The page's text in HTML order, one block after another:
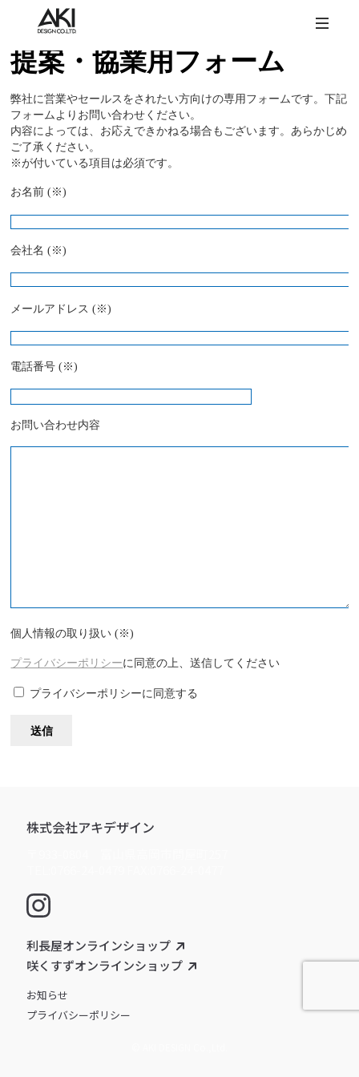
提案・協業用フォーム
弊社に営業やセールスをされたい方向けの専用フォームです。下記
フォームよりお問い合わせください。
内容によっては、お応えできかねる場合もございます。あらかじめ
ご了承ください。
※が付いている項目は必須です。
お名前 (※)
会社名 (※)
メールアドレス (※)
電話番号 (※)
お問い合わせ内容
個人情報の取り扱い (※)
プライバシーポリシーに同意の上、送信してください
プライバシーポリシーに同意する
株式会社アキデザイン
利長屋オンラインショップ
咲くすずオンラインショップ
お知らせ
プライバシーポリシー